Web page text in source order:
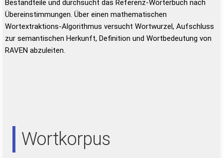
Bestandteile und durchsucht das Referenz-Wörterbuch nach
Übereinstimmungen. Über einen mathematischen
Wortextraktions-Algorithmus versucht Wortwurzel, Aufschluss
zur semantischen Herkunft, Definition und Wortbedeutung von
RAVEN abzuleiten.
Wortkorpus